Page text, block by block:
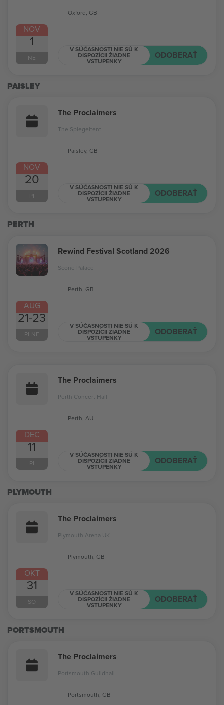
NOV
1
NE
Oxford, GB
V SÚČASNOSTI NIE SÚ K
DISPOZÍCII ŽIADNE
VSTUPENKY
ODOBERAŤ
PAISLEY
NOV
20
PI
The Proclaimers
The Spiegeltent
Paisley, GB
V SÚČASNOSTI NIE SÚ K
DISPOZÍCII ŽIADNE
VSTUPENKY
ODOBERAŤ
PERTH
AUG
21-23
PI-NE
Rewind Festival Scotland 2026
Scone Palace
Perth, GB
V SÚČASNOSTI NIE SÚ K
DISPOZÍCII ŽIADNE
VSTUPENKY
ODOBERAŤ
DEC
11
PI
The Proclaimers
Perth Concert Hall
Perth, AU
V SÚČASNOSTI NIE SÚ K
DISPOZÍCII ŽIADNE
VSTUPENKY
ODOBERAŤ
PLYMOUTH
OKT
31
SO
The Proclaimers
Plymouth Arena UK
Plymouth, GB
V SÚČASNOSTI NIE SÚ K
DISPOZÍCII ŽIADNE
VSTUPENKY
ODOBERAŤ
PORTSMOUTH
The Proclaimers
Portsmouth Guildhall
Portsmouth, GB